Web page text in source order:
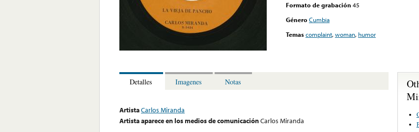
Formato de grabación 45
Género Cumbia
Temascomplaint,woman, humor
Detalles Imagenes Notas
ArtistaCarlos Miranda
Artista aparece en los medios de comunicaciónCarlos Miranda